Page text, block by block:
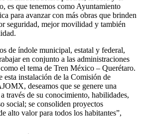
es que tenemos como Ayuntamiento
para avanzar con más obras que brinden
seguridad, mejor movilidad y también
de índole municipal, estatal y federal,
en conjunto a las administraciones
el tema de Tren México – Querétaro.
esta instalación de la Comisión de
deseamos que se genere una
través de su conocimiento, habilidades,
social; se consoliden proyectos
alto valor para todos los habitantes”,